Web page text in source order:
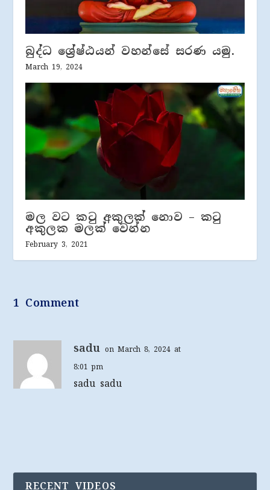
බුද්ධ ශ්‍රේෂ්ඨයන් වහන්සේ සරණ යමු.
March 19, 2024
මල වට කටු අකුලක් නොව – කටු
අකුලක මලක් වෙන්න
February 3, 2021
1 Comment
sadu on March 8, 2024 at
8:01 pm
sadu sadu
RECENT VIDEOS